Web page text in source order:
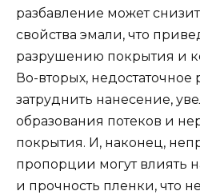
разбавление может
свойства эмали, что
разрушению покрытия и
Во-вторых,
затруднить нанесение,
образования потеков и
покрытия. И, наконец,
пропорции могут влиять
и прочность пленки, что